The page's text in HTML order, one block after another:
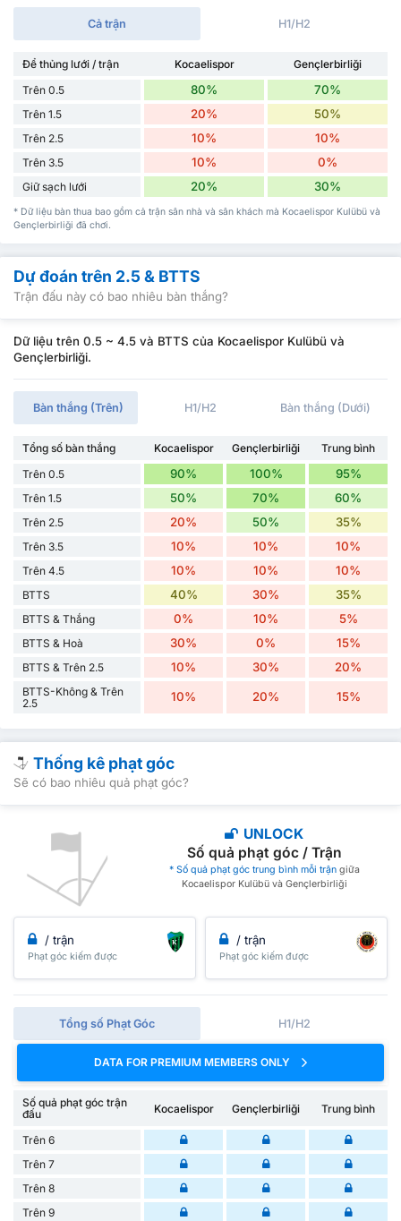
Cả trận H1/H2
Để thủng lưới / trận Kocaelispor
Gençlerbirliği
Trên 0.5
80% 70%
Trên 1.5 20% 50%
Trên 2.5 10% 10%
Trên 3.5 10% 0%
Giữ sạch lưới 20% 30%
* Dữ liệu bàn thua bao gồm cả trận sân nhà và sân khách mà Kocaelispor Kulübü và
Gençlerbirliği đã chơi.
Dự đoán trên 2.5 & BTTS
Trận đấu này có bao nhiêu bàn thắng?
Dữ liệu trên 0.5 ~ 4.5 và BTTS của Kocaelispor Kulübü và
Gençlerbirliği.
Bàn thắng (Trên) H1/H2 Bàn thắng (Dưới)
Tổng số bàn thắng Kocaelispor Gençlerbirliği
Trung bình
Trên 0.5
90% 100% 95%
Trên 1.5 50% 70% 60%
Trên 2.5 20% 50% 35%
Trên 3.5 10% 10% 10%
Trên 4.5 10% 10% 10%
BTTS 40% 30% 35%
BTTS & Thắng 0% 10% 5%
BTTS & Hoà 30% 0% 15%
BTTS & Trên 2.5 10% 30% 20%
BTTS-Không & Trên
2.5
10% 20% 15%
Thống kê phạt góc
Sẽ có bao nhiêu quả phạt góc?
UNLOCK
Số quả phạt góc / Trận
* Số quả phạt góc trung bình mỗi trậngiữa
Kocaelispor Kulübü và Gençlerbirliği
/ trận
Phạt góc kiếm được
/ trận
Phạt góc kiếm được
Tổng số Phạt Góc H1/H2
DATA FOR PREMIUM MEMBERS ONLY
Số quả phạt góc trận
đấu
Kocaelispor Gençlerbirliği Trung bình
Trên 6
Trên 7
Trên 8
Trên 9